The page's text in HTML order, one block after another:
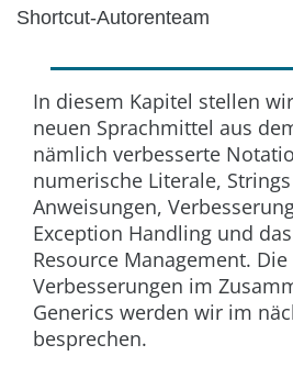
Shortcut-Autorenteam
In diesem Kapitel stellen
neuen Sprachmittel aus
nämlich verbesserte
numerische Literale,
Anweisungen,
Exception Handling und
Resource Management.
Verbesserungen im
Generics werden wir im
besprechen.